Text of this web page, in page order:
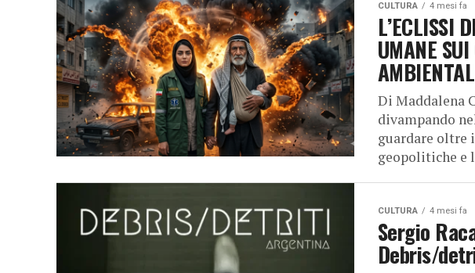
CULTURA 4 mesi fa
L’ECLISSI
UMANE
Di Maddalena
divampando
guardare
geopolitiche e
CULTURA 4 mesi fa
Sergio
Debris/